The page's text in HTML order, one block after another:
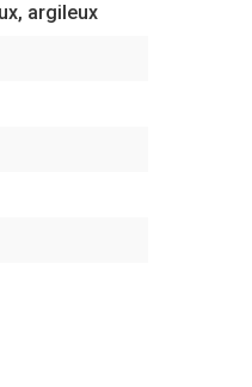
argileux